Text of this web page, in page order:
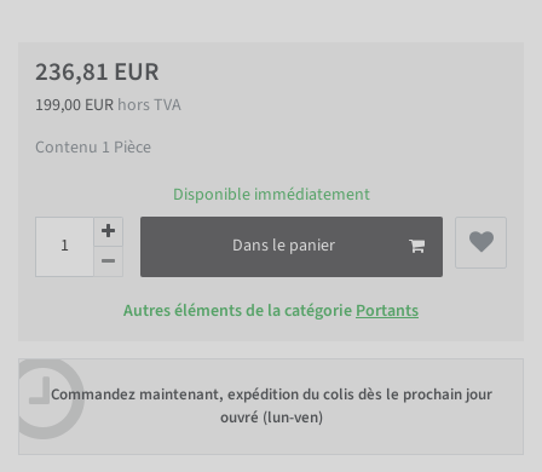
236,81 EUR
199,00 EUR hors TVA
Contenu 1 Pièce
Disponible immédiatement
Dans le panier
Autres éléments de la catégorie Portants
Commandez maintenant, expédition du colis dès le prochain jour
ouvré (lun-ven)